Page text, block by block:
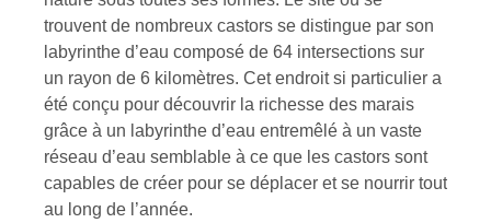
trouvent de nombreux castors se distingue par son
labyrinthe d’eau composé de 64 intersections sur
un rayon de 6 kilomètres. Cet endroit si particulier a
été conçu pour découvrir la richesse des marais
grâce à un labyrinthe d’eau entremêlé à un vaste
réseau d’eau semblable à ce que les castors sont
capables de créer pour se déplacer et se nourrir tout
au long de l’année.